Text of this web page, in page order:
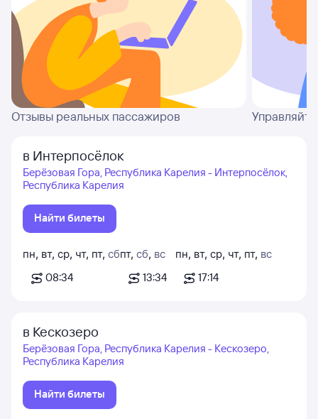
Отзывы реальных пассажиров
в Интерпосёлок
Берёзовая Гора, Республика Карелия - Интерпосёлок,
Республика Карелия
Найти билеты
пн, вт, ср, чт, пт, сб
08:34
пт, сб, вс
13:34
пн, вт, ср, чт, пт, вс
17:14
в Кескозеро
Берёзовая Гора, Республика Карелия - Кескозеро,
Республика Карелия
Найти билеты